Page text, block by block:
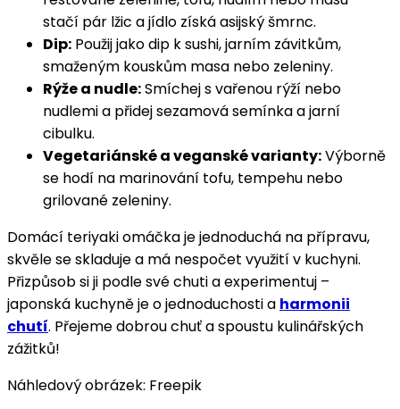
stačí pár lžic a jídlo získá asijský šmrnc.
Dip: Použij jako dip k sushi, jarním závitkům,
smaženým kouskům masa nebo zeleniny.
Rýže a nudle:Smíchej s vařenou rýží nebo
nudlemi a přidej sezamová semínka a jarní
cibulku.
Vegetariánské a veganské varianty:Výborně
se hodí na marinování tofu, tempehu nebo
grilované zeleniny.
Domácí teriyaki omáčka je jednoduchá na přípravu,
skvěle se skladuje a má nespočet využití v kuchyni.
Přizpůsob si ji podle své chuti a experimentuj –
japonská kuchyně je o jednoduchosti a harmonii
chutí. Přejeme dobrou chuť a spoustu kulinářských
zážitků!
Náhledový obrázek: Freepik